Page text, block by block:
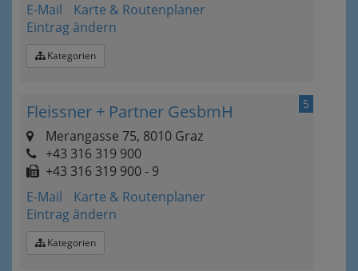
E-Mail
Karte & Routenplaner
Eintrag ändern
Kategorien
5
Fleissner + Partner GesbmH
Merangasse 75, 8010 Graz
+43 316 319 900
+43 316 319 900 - 9
E-Mail
Karte & Routenplaner
Eintrag ändern
Kategorien